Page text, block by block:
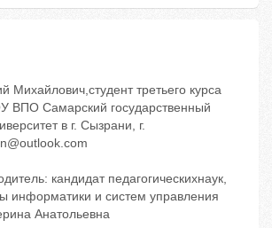
Михайлович,студент третьего курса
ВПО Самарский государственный
в г. Сызрани, г.
кандидат педагогическихнаук,
информатики и систем управления
Анатольевна